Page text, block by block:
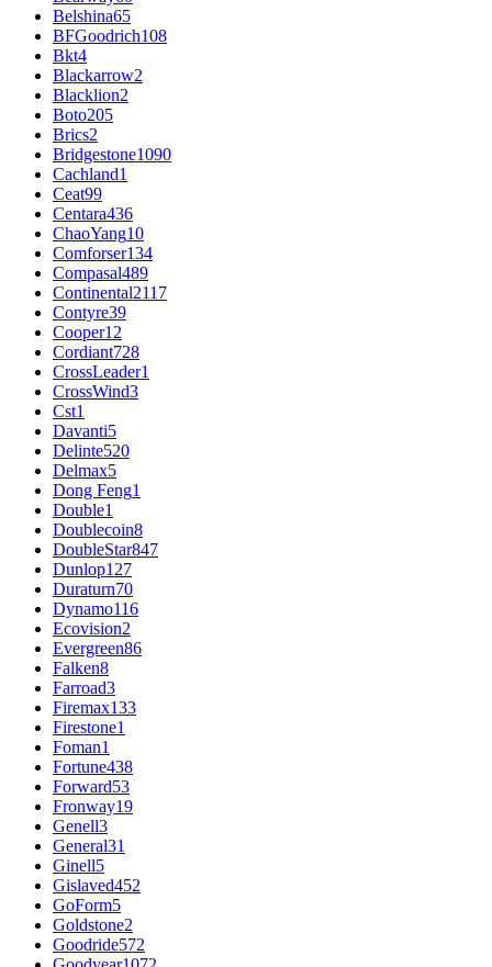
Belshina65
BFGoodrich108
Bkt4
Blackarrow2
Blacklion2
Boto205
Brics2
Bridgestone1090
Cachland1
Ceat99
Centara436
ChaoYang10
Comforser134
Compasal489
Continental2117
Contyre39
Cooper12
Cordiant728
CrossLeader1
CrossWind3
Cst1
Davanti5
Delinte520
Delmax5
Dong Feng1
Double1
Doublecoin8
DoubleStar847
Dunlop127
Duraturn70
Dynamo116
Ecovision2
Evergreen86
Falken8
Farroad3
Firemax133
Firestone1
Foman1
Fortune438
Forward53
Fronway19
Genell3
General31
Ginell5
Gislaved452
GoForm5
Goldstone2
Goodride572